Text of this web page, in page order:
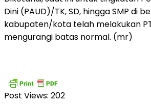
Dini (PAUD)/TK, SD, hingga SMP di
kabupaten/kota telah melakukan
mengurangi batas normal. (mr)
Post Views: 202